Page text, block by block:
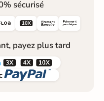
sécurisé

payez plus tard
 
